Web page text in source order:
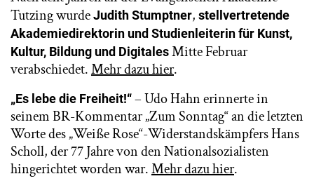
Tutzing wurdeJudith Stumptner, stellvertretende
Akademiedirektorin und Studienleiterin für Kunst,
Kultur, Bildung und DigitalesMitte Februar
verabschiedet.Mehr dazu hier.
„Es lebe die Freiheit!“– Udo Hahn erinnerte in
seinem BR-Kommentar „Zum Sonntag“ an die letzten
Worte des „Weiße Rose“-Widerstandskämpfers Hans
Scholl, der 77 Jahre von den Nationalsozialisten
hingerichtet worden war.Mehr dazu hier.